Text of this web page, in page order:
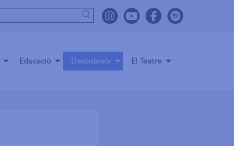
Link a instagram
Link a youtube
Link a facebook
Link a
Cercar
Educació Descobreix El Teatre